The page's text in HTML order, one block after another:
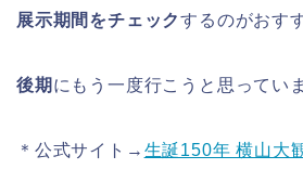
展示期間をチェックするのがおす
後期 にもう一度行こうと思ってい
＊公式サイト→ 生誕150年 横山大